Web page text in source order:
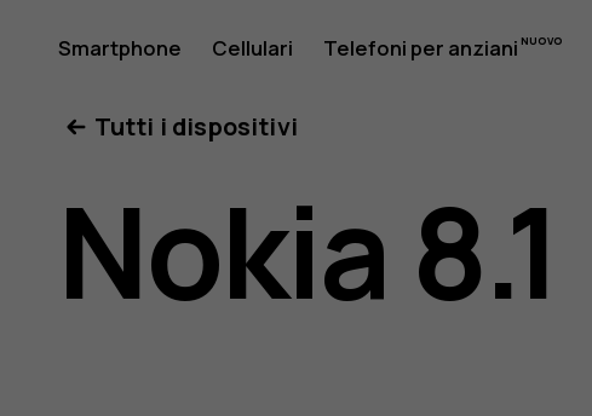
Manuale
d’uso
del
Smartphone Cellulari Telefoni per anziani
Tutti i dispositivi
Nokia 8.1